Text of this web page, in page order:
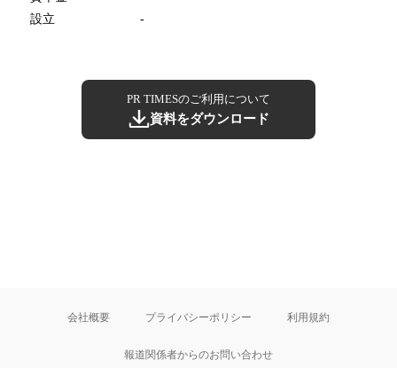
設立
-
PR TIMESのご利用について
資料をダウンロード
会社概要 プライバシーポリシー 利用規約
報道関係者からのお問い合わせ